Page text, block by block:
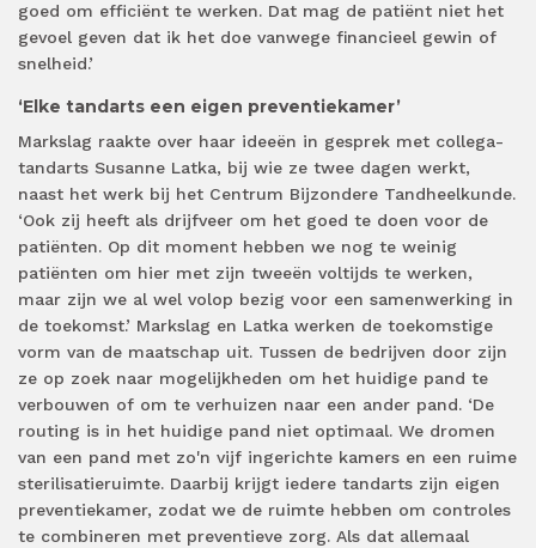
goed om efficiënt te werken. Dat mag de patiënt niet het
gevoel geven dat ik het doe vanwege financieel gewin of
snelheid.’
‘Elke tandarts een eigen preventiekamer’
Markslag raakte over haar ideeën in gesprek met collega-
tandarts Susanne Latka, bij wie ze twee dagen werkt,
naast het werk bij het Centrum Bijzondere Tandheelkunde.
‘Ook zij heeft als drijfveer om het goed te doen voor de
patiënten. Op dit moment hebben we nog te weinig
patiënten om hier met zijn tweeën voltijds te werken,
maar zijn we al wel volop bezig voor een samenwerking in
de toekomst.’ Markslag en Latka werken de toekomstige
vorm van de maatschap uit. Tussen de bedrijven door zijn
ze op zoek naar mogelijkheden om het huidige pand te
verbouwen of om te verhuizen naar een ander pand. ‘De
routing is in het huidige pand niet optimaal. We dromen
van een pand met zo'n vijf ingerichte kamers en een ruime
sterilisatieruimte. Daarbij krijgt iedere tandarts zijn eigen
preventiekamer, zodat we de ruimte hebben om controles
te combineren met preventieve zorg. Als dat allemaal